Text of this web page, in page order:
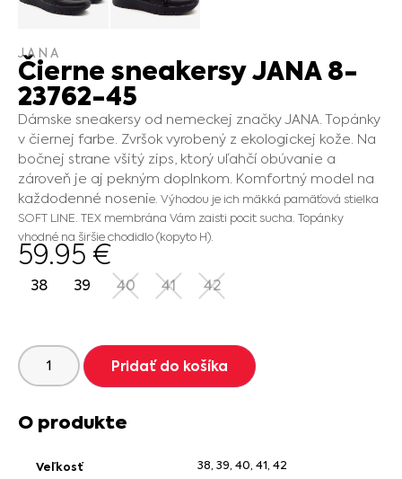
JANA
Čierne sneakersy JANA 8-
23762-45
Dámske sneakersy od nemeckej značky JANA. Topánky
v čiernej farbe. Zvršok vyrobený z ekologickej kože. Na
bočnej strane všitý zips, ktorý uľahčí obúvanie a
zároveň je aj pekným doplnkom. Komfortný model na
každodenné nosenie. Výhodou je ich mäkká pamäťová stielka
SOFT LINE. TEX membrána Vám zaisti pocit sucha. Topánky
vhodné na širšie chodidlo (kopyto H).
59.95 €
38 39 40 41 42
Pridať do košíka
O produkte
Veľkosť 38, 39, 40, 41, 42